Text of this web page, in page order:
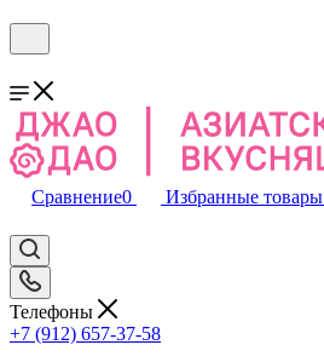
Сравнение0 Избранные товары
Телефоны
+7 (912) 657-37-58